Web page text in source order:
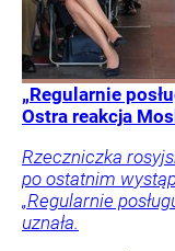
„Regularnie
Ostra reakcja
Rzeczniczka
po ostatnim
„Regularnie
uznała.